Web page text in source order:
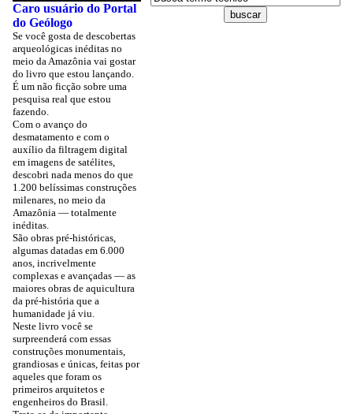
Caro usuário do Portal
do Geólogo
Se você gosta de descobertas
arqueológicas inéditas no
meio da Amazônia vai gostar
do livro que estou lançando.
É um não ficção sobre uma
pesquisa real que estou
fazendo.
Com o avanço do
desmatamento e com o
auxílio da filtragem digital
em imagens de satélites,
descobri nada menos do que
1.200 belíssimas construções
milenares, no meio da
Amazônia — totalmente
inéditas.
São obras pré-históricas,
algumas datadas em 6.000
anos, incrivelmente
complexas e avançadas — as
maiores obras de aquicultura
da pré-história que a
humanidade já viu.
Neste livro você se
surpreenderá com essas
construções monumentais,
grandiosas e únicas, feitas por
aqueles que foram os
primeiros arquitetos e
engenheiros do Brasil.